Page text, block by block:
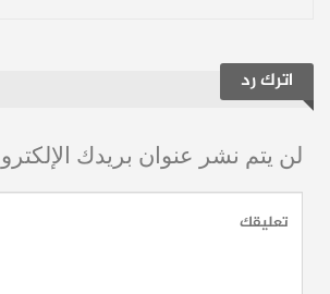
يشير التقرير إلى نمط من
حيث لا يزال
الطائفة العلوية، مجهولاً بعد
اترك رد
لن يتم نشر عنوان بريدك